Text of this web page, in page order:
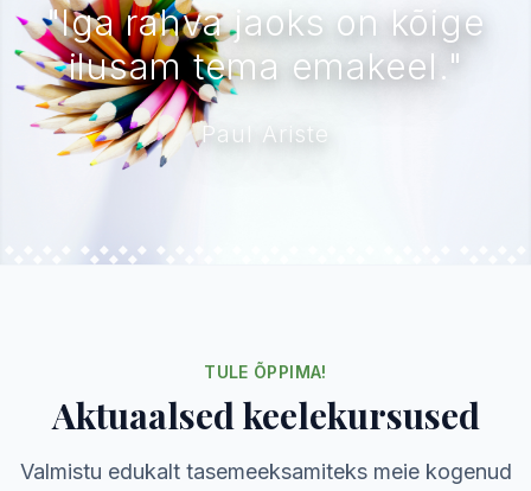
"Iga rahva jaoks on kõige
ilusam tema emakeel."
Paul Ariste
TULE ÕPPIMA!
Aktuaalsed keelekursused
Valmistu edukalt tasemeeksamiteks meie kogenud